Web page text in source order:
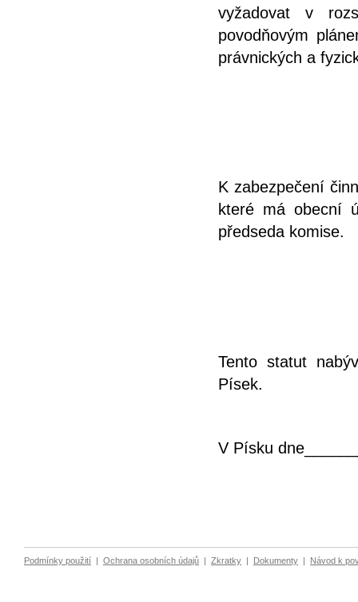
vyžadovat v
povodňovým
právnických a
K zabezpečení
které má obecní
předseda komise.
Tento statut
Písek.
V Písku
Podmínky použití | Ochrana osobních údajů | Zkratky | Dokumenty | Návod k